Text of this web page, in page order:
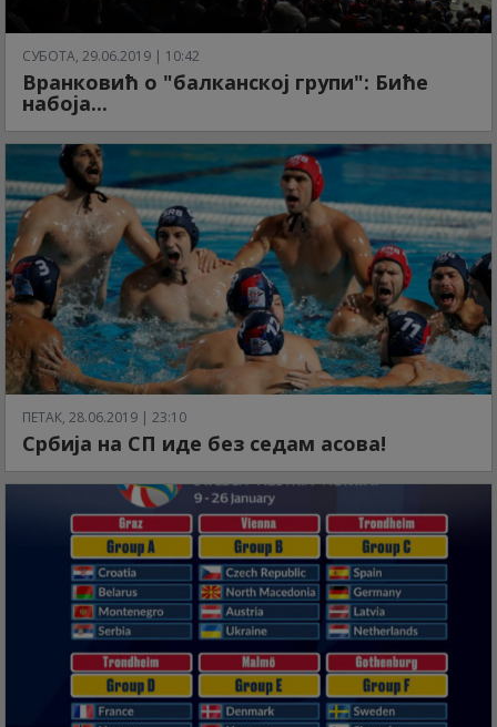
СУБОТА, 29.06.2019 | 10:42
Вранковић о "балканској групи": Биће
набоја...
ПЕТАК, 28.06.2019 | 23:10
Србија на СП иде без седам асова!